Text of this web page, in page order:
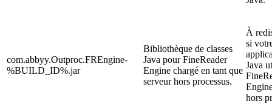
com.abbyy.Outproc.FREngine-
%BUILD_ID%.jar
Bibliothèque de classes
Java pour FineReader
Engine chargé en tant que
serveur hors processus.
À
si
Java
hors